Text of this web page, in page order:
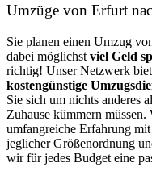
Umzüge von Erfurt
Sie planen einen Umzug
dabei möglichst viel Geld
richtig! Unser Netzwerk
kostengünstige
Sie sich um nichts anderes
Zuhause kümmern
umfangreiche Erfahrung
jeglicher Größenordnung
wir für jedes Budget eine